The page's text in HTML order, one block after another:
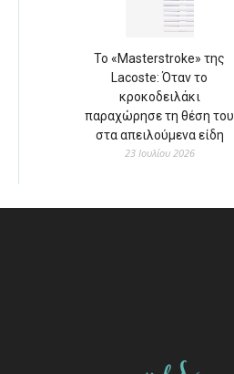
Το «Masterstroke» της
Lacoste: Όταν το
κροκοδειλάκι
παραχώρησε τη θέση του
στα απειλούμενα είδη
23 Ιουλίου 2026